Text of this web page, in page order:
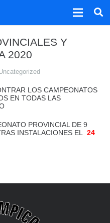
Y
2020
LOS CAMPEONATOS
EN TODAS LAS
PROVINCIAL DE 9
INSTALACIONES EL 24